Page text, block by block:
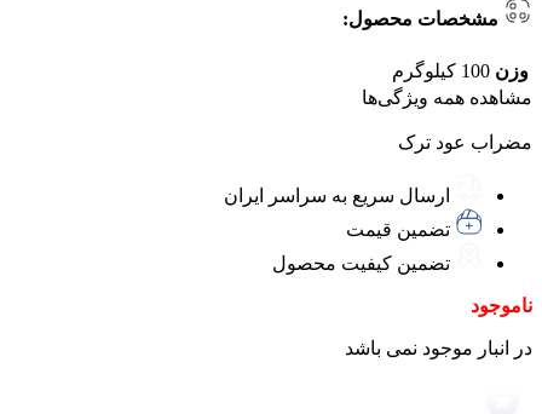
مشخصات محصول:
وزن 100 کیلوگرم
مشاهده همه ویژگی‌ها
مضراب عود ترک
ارسال سریع به سراسر ایران
تضمین قیمت
تضمین کیفیت محصول
ناموجود
در انبار موجود نمی باشد